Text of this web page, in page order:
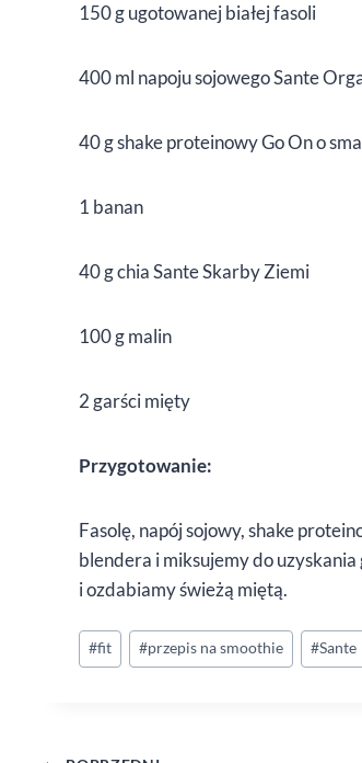
150 g ugotowanej białej fasoli
400 ml napoju sojowego Sante
40 g shake proteinowy Go On o
1 banan
40 g chia Sante Skarby Ziemi
100 g malin
2 garści mięty
Przygotowanie:
Fasolę, napój sojowy, shake
blendera i miksujemy do
i ozdabiamy świeżą miętą.
Tagi
wpisu:
#fit #przepis na smoothie #Sante